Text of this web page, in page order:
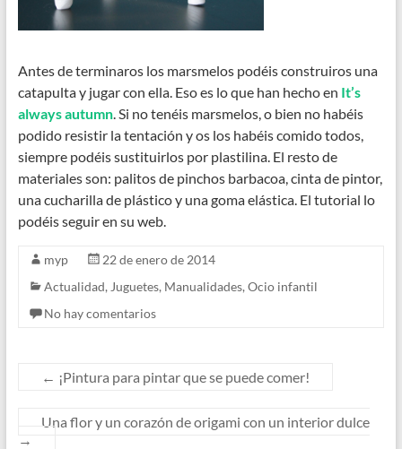
Antes de terminaros los marsmelos podéis construiros una
catapulta y jugar con ella. Eso es lo que han hecho en It’s
always autumn. Si no tenéis marsmelos, o bien no habéis
podido resistir la tentación y os los habéis comido todos,
siempre podéis sustituirlos por plastilina. El resto de
materiales son: palitos de pinchos barbacoa, cinta de pintor,
una cucharilla de plástico y una goma elástica. El tutorial lo
podéis seguir en su web.
myp
22 de enero de 2014
Actualidad, Juguetes, Manualidades, Ocio infantil
No hay comentarios
← ¡Pintura para pintar que se puede comer!
Una flor y un corazón de origami con un interior dulce
→